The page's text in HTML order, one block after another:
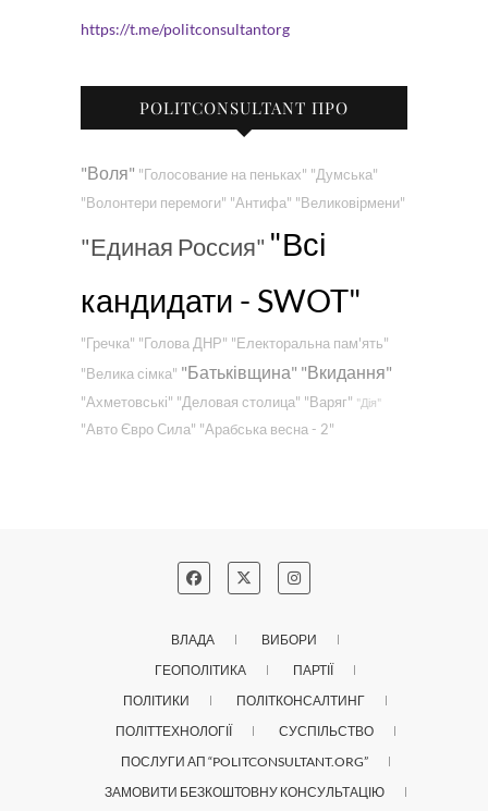
https://t.me/politconsultantorg
POLITCONSULTANT ПРО
"Воля" "Голосование на пеньках" "Думська"
"Волонтери перемоги" "Антифа" "Великовірмени"
"Единая Россия" "Всі
кандидати - SWOT"
"Гречка" "Голова ДНР" "Електоральна пам'ять"
"Велика сімка" "Батьківщина" "Вкидання"
"Ахметовські" "Деловая столица" "Варяг" "Дія"
"Авто Євро Сила" "Арабська весна - 2"
ВЛАДА
ВИБОРИ
ГЕОПОЛІТИКА
ПАРТІЇ
ПОЛІТИКИ
ПОЛІТКОНСАЛТИНГ
ПОЛІТТЕХНОЛОГІЇ
СУСПІЛЬСТВО
ПОСЛУГИ АП “POLITCONSULTANT.ORG”
ЗАМОВИТИ БЕЗКОШТОВНУ КОНСУЛЬТАЦІЮ